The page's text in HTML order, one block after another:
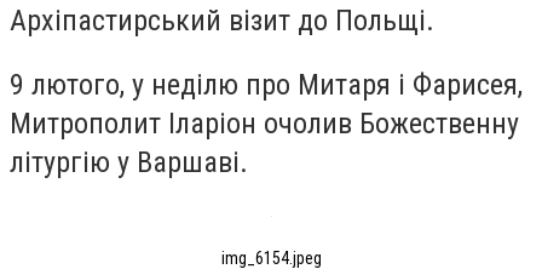
Архіпастирський візит до Польщі.
9 лютого, у неділю про Митаря і Фарисея,
Митрополит Іларіон очолив Божественну
літургію у Варшаві.
img_6154.jpeg